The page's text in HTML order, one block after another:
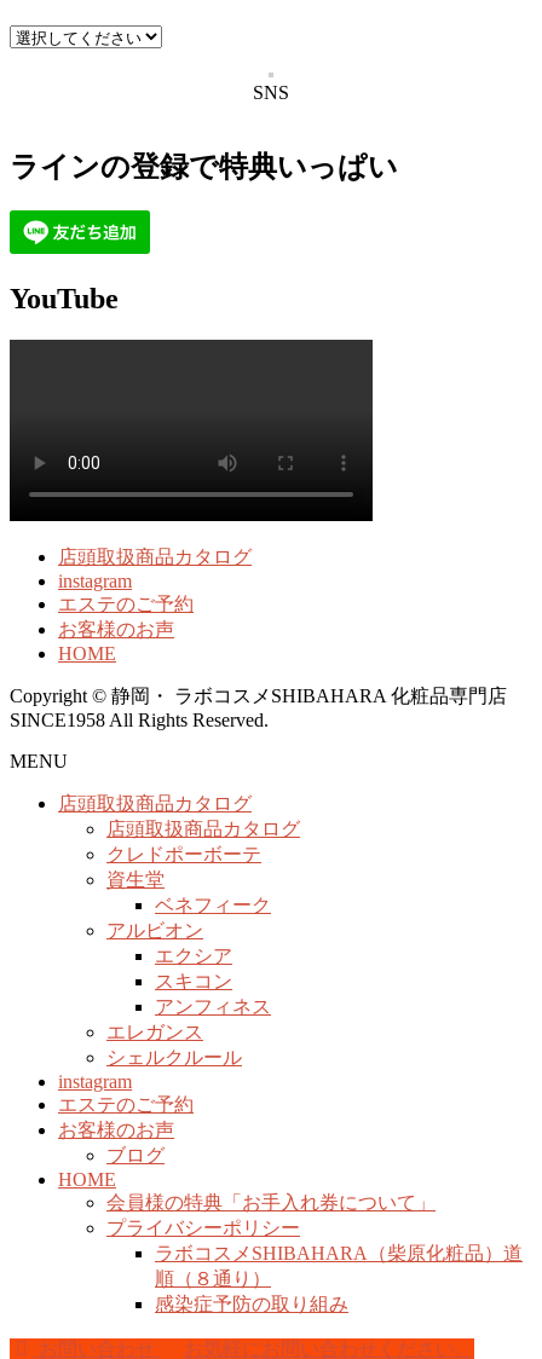
SNS
ラインの登録で特典いっぱい
YouTube
店頭取扱商品カタログ
instagram
エステのご予約
お客様のお声
HOME
Copyright © 静岡・ ラボコスメSHIBAHARA 化粧品専門店
SINCE1958 All Rights Reserved.
MENU
店頭取扱商品カタログ
店頭取扱商品カタログ
クレドポーボーテ
資生堂
ベネフィーク
アルビオン
エクシア
スキコン
アンフィネス
エレガンス
シェルクルール
instagram
エステのご予約
お客様のお声
ブログ
HOME
会員様の特典「お手入れ券について」
プライバシーポリシー
ラボコスメSHIBAHARA（柴原化粧品）道
順（８通り）
感染症予防の取り組み
お問い合わせ お気軽にお問い合わせください。